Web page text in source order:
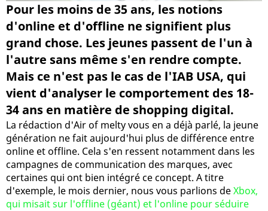
Pour les moins de 35 ans, les notions
d'online et d'offline ne signifient plus
grand chose. Les jeunes passent de l'un à
l'autre sans même s'en rendre compte.
Mais ce n'est pas le cas de l'IAB USA, qui
vient d'analyser le comportement des 18-
34 ans en matière de shopping digital.
La rédaction d'Air of melty vous en a déjà parlé, la jeune
génération ne fait aujourd'hui plus de différence entre
online et offline. Cela s'en ressent notamment dans les
campagnes de communication des marques, avec
certaines qui ont bien intégré ce concept. A titre
d'exemple, le mois dernier, nous vous parlions deXbox,
qui misait sur l'offline (géant) et l'online pour séduire